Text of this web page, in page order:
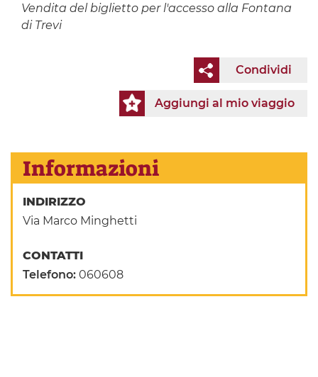
Vendita del biglietto per l'accesso alla Fontana
di Trevi
Condividi
Aggiungi al mio viaggio
Informazioni
INDIRIZZO
Via Marco Minghetti
CONTATTI
Telefono:060608